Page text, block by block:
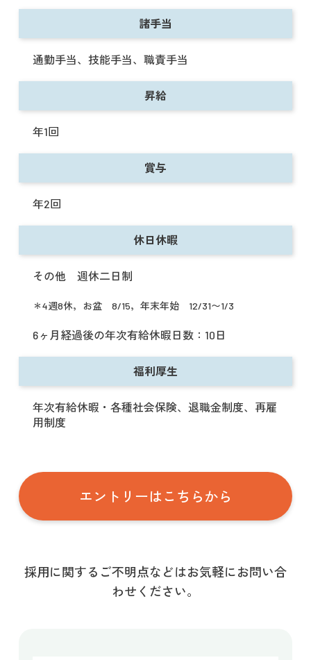
諸手当
通勤手当、技能手当、職責手当
昇給
年1回
賞与
年2回
休日休暇
その他 週休二日制
＊4週8休，お盆 8/15，年末年始 12/31〜1/3
6ヶ月経過後の年次有給休暇日数：10日
福利厚生
年次有給休暇・各種社会保険、退職金制度、再雇
用制度
エントリーはこちらから
採用に関するご不明点などはお気軽にお問い合
わせください。